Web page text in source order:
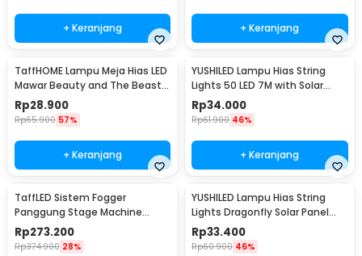
+ Keranjang + Keranjang
TaffHOME Lampu Meja Hias LED
Mawar Beauty and The Beast
Warm White - AC01
Rp28.900
Rp65.900 57%
+ Keranjang
YUSHILED Lampu Hias String
Lights 50 LED 7M with Solar
Panel - M072
Rp34.000
Rp61.900 46%
+ Keranjang
TaffLED Sistem Fogger
Panggung Stage Machine
Ejector with RGB LED - KY-
LED500
Rp273.200
Rp374.900 28%
YUSHILED Lampu Hias String
Lights Dragonfly Solar Panel
IP65 8 Modes 20 LED - M088
Rp33.400
Rp60.900 46%